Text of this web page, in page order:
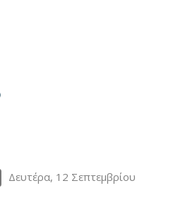
Δευτέρα, 12 Σεπτεμβρίου